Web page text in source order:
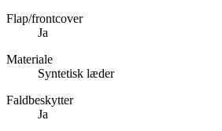
Flap/frontcover
Ja
Materiale
Syntetisk læder
Faldbeskytter
Ja